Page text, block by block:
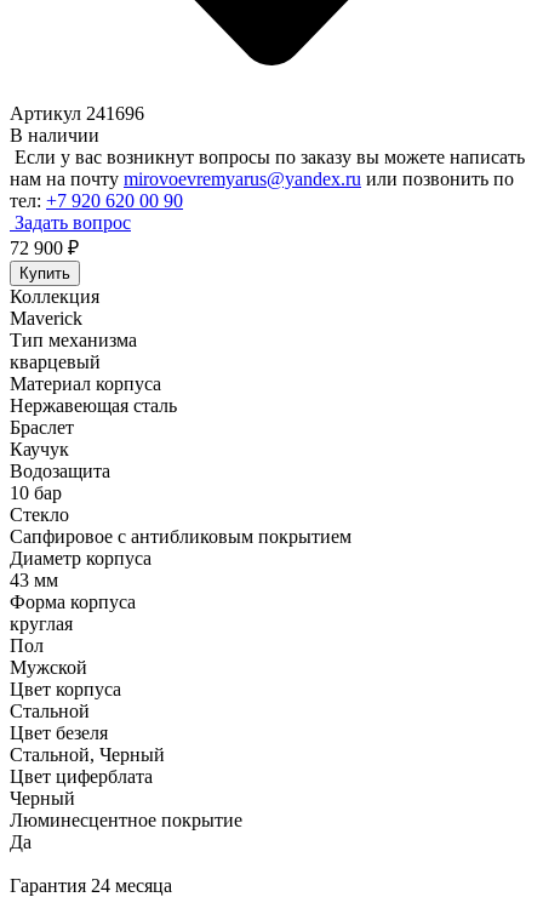
Артикул 241696
В наличии
Если у вас возникнут вопросы по заказу вы можете написать
нам на почту mirovoevremyarus@yandex.ru или позвонить по
тел: +7 920 620 00 90
Задать вопрос
72 900 ₽
Купить
Коллекция
Maverick
Тип механизма
кварцевый
Материал корпуса
Нержавеющая сталь
Браслет
Каучук
Водозащита
10 бар
Стекло
Сапфировое с антибликовым покрытием
Диаметр корпуса
43 мм
Форма корпуса
круглая
Пол
Мужской
Цвет корпуса
Стальной
Цвет безеля
Стальной, Черный
Цвет циферблата
Черный
Люминесцентное покрытие
Да
Гарантия 24 месяца